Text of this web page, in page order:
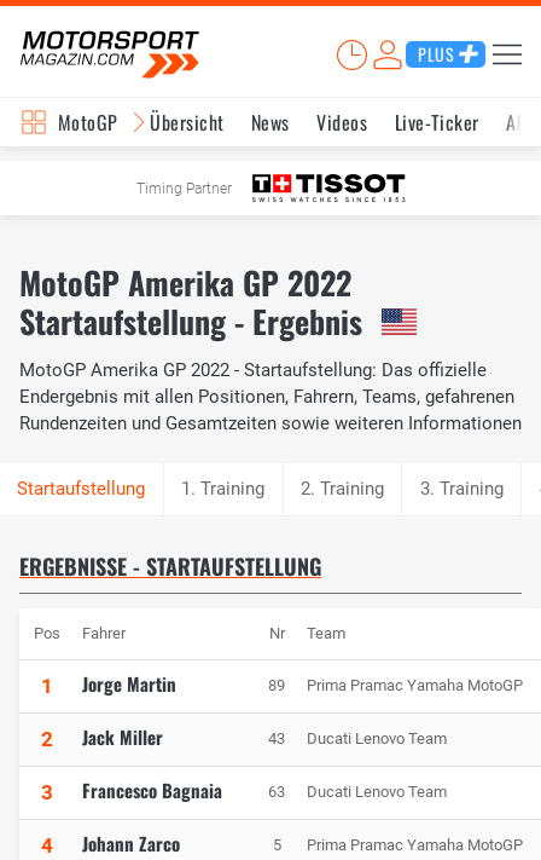
PLUS
MotoGP Übersicht News Videos Live-Ticker
Timing Partner
MotoGP Amerika GP 2022
Startaufstellung - Ergebnis
MotoGP Amerika GP 2022 - Startaufstellung: Das offizielle
Endergebnis mit allen Positionen, Fahrern, Teams, gefahrenen
Rundenzeiten und Gesamtzeiten sowie weiteren Informationen
1. Training 2. Training 3. Training
ERGEBNISSE - STARTAUFSTELLUNG
Pos Fahrer Nr Team
1 Jorge Martin 89 Prima Pramac Yamaha MotoGP
2 Jack Miller 43 Ducati Lenovo Team
3 Francesco Bagnaia 63 Ducati Lenovo Team
4 Johann Zarco 5 Prima Pramac Yamaha MotoGP